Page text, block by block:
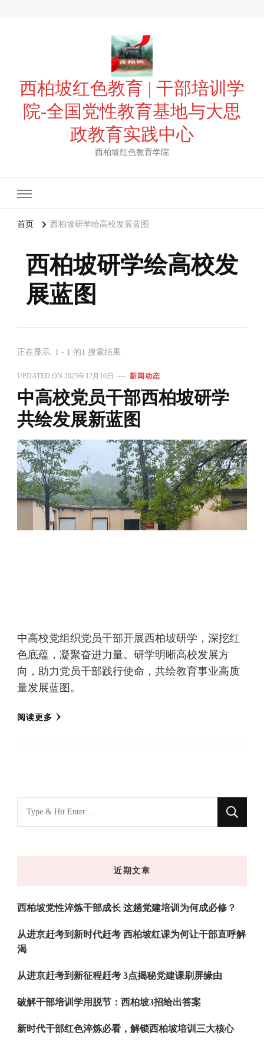
西柏坡红色教育 | 干部培训学
院-全国党性教育基地与大思
政教育实践中心
西柏坡红色教育学院
首页 西柏坡研学绘高校发展蓝图
西柏坡研学绘高校发
展蓝图
正在显示: 1 - 1 的1 搜索结果
UPDATED ON 2025年12月10日 新闻动态
中高校党员干部西柏坡研学
共绘发展新蓝图
中高校党组织党员干部开展西柏坡研学，深挖红
色底蕴，凝聚奋进力量。研学明晰高校发展方
向，助力党员干部践行使命，共绘教育事业高质
量发展蓝图。
阅读更多
什
近期文章
西柏坡党性淬炼干部成长 这趟党建培训为何成必修？
从进京赶考到新时代赶考 西柏坡红课为何让干部直呼解
渴
从进京赶考到新征程赶考 3点揭秘党建课刷屏缘由
破解干部培训学用脱节：西柏坡3招给出答案
新时代干部红色淬炼必看，解锁西柏坡培训三大核心